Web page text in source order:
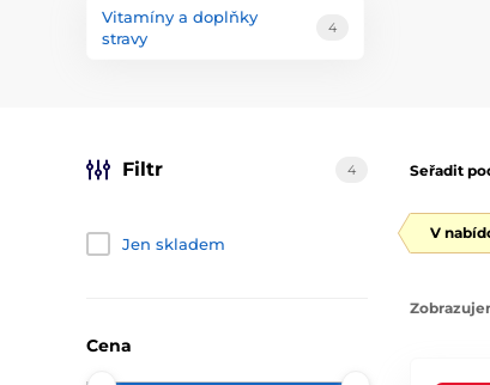
Vitamíny a doplňky
stravy
4
Filtr 4
Jen skladem
Cena
Seřadit
V